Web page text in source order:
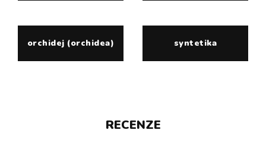
orchidej (orchidea) syntetika
RECENZE